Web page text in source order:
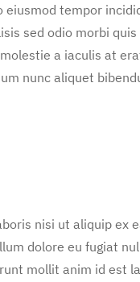
tempor
sed odio morbi
a iaculis at
nunc aliquet
nisi ut aliquip ex
dolore eu fugiat
mollit anim id est